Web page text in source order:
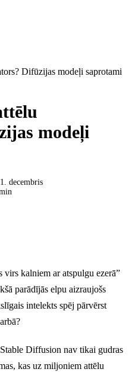
Difūzijas modeļi saprotami
modeļi
decembris
kalniem ar atspulgu ezerā”
parādījās elpu aizraujošs
intelekts spēj pārvērst
Diffusion nav tikai gudras
kas uz miljoniem attēlu